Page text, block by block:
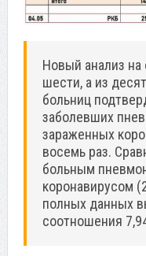
Новый анализ
шести, а из
больниц
заболевших
зараженных
восемь раз.
больным
коронавирусом
полных данных
соотношения